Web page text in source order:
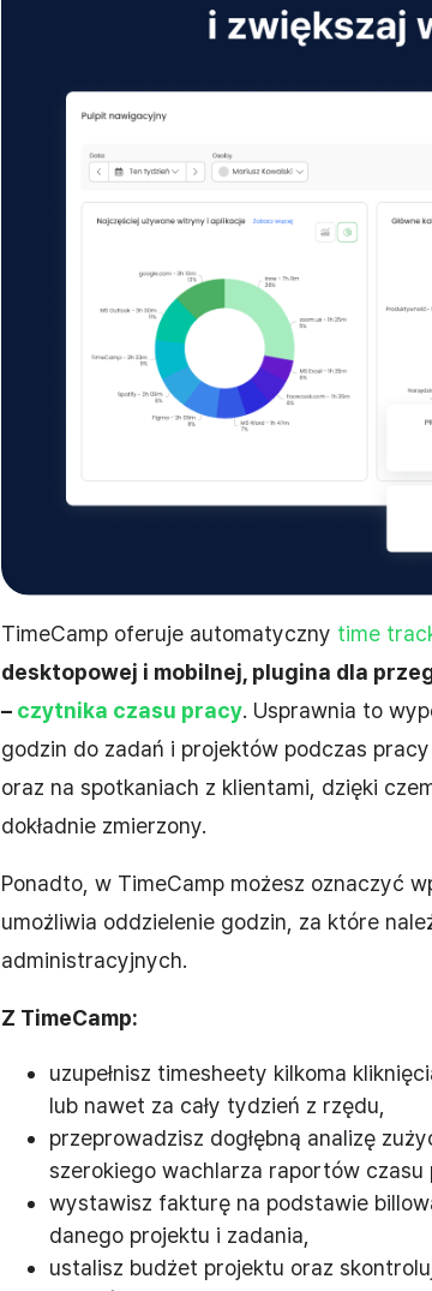
TimeCamp oferuje automatyczny time
desktopowej i mobilnej, plugina dla
– czytnika czasu pracy. Usprawnia to
godzin do zadań i projektów podczas
oraz na spotkaniach z klientami, dzięki
dokładnie zmierzony.
Ponadto, w TimeCamp możesz oznaczyć
umożliwia oddzielenie godzin, za które
administracyjnych.
Z TimeCamp:
uzupełnisz timesheety kilkoma
lub nawet za cały tydzień z rzędu,
przeprowadzisz dogłębną analizę
szerokiego wachlarza raportów czasu
wystawisz fakturę na podstawie
danego projektu i zadania,
ustalisz budżet projektu oraz